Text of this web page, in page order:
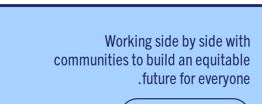
Working side by side with
communities to build an equitable
future for everyone.